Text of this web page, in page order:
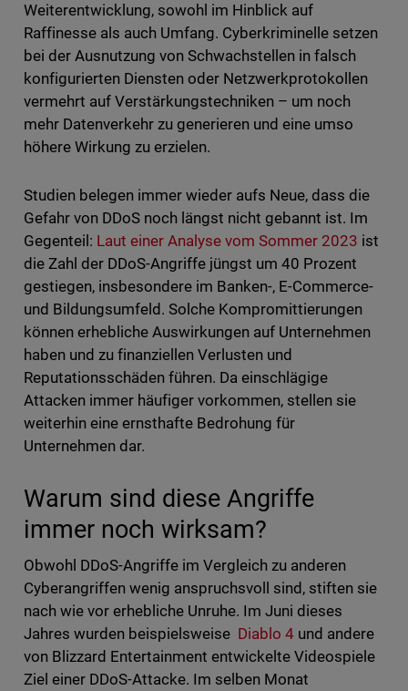
Weiterentwicklung, sowohl im Hinblick auf
Raffinesse als auch Umfang. Cyberkriminelle setzen
bei der Ausnutzung von Schwachstellen in falsch
konfigurierten Diensten oder Netzwerkprotokollen
vermehrt auf Verstärkungstechniken – um noch
mehr Datenverkehr zu generieren und eine umso
höhere Wirkung zu erzielen.
Studien belegen immer wieder aufs Neue, dass die
Gefahr von DDoS noch längst nicht gebannt ist. Im
Gegenteil: Laut einer Analyse vom Sommer 2023 ist
die Zahl der DDoS-Angriffe jüngst um 40 Prozent
gestiegen, insbesondere im Banken-, E-Commerce-
und Bildungsumfeld. Solche Kompromittierungen
können erhebliche Auswirkungen auf Unternehmen
haben und zu finanziellen Verlusten und
Reputationsschäden führen. Da einschlägige
Attacken immer häufiger vorkommen, stellen sie
weiterhin eine ernsthafte Bedrohung für
Unternehmen dar.
Warum sind diese Angriffe
immer noch wirksam?
Obwohl DDoS-Angriffe im Vergleich zu anderen
Cyberangriffen wenig anspruchsvoll sind, stiften sie
nach wie vor erhebliche Unruhe. Im Juni dieses
Jahres wurden beispielsweise Diablo 4 und andere
von Blizzard Entertainment entwickelte Videospiele
Ziel einer DDoS-Attacke. Im selben Monat